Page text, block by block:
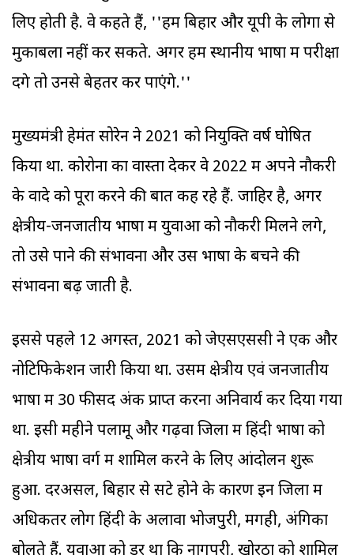
लिए होती है. वे कहते हैं, ''हम बिहार और यूपी के लोगों से
मुकाबला नहीं कर सकते. अगर हम स्थानीय भाषा में परीक्षा
देंगे तो उनसे बेहतर कर पाएंगे.''
मुख्यमंत्री हेमंत सोरेन ने 2021 को नियुक्ति वर्ष घोषित
किया था. कोरोना का वास्ता देकर वे 2022 में अपने नौकरी
के वादे को पूरा करने की बात कह रहे हैं. जाहिर है, अगर
क्षेत्रीय-जनजातीय भाषा में युवाओं को नौकरी मिलने लगे,
तो उसे पाने की संभावना और उस भाषा के बचने की
संभावना बढ़ जाती है.
इससे पहले 12 अगस्त, 2021 को जेएसएससी ने एक और
नोटिफिकेशन जारी किया था. उसमें क्षेत्रीय एवं जनजातीय
भाषा में 30 फीसद अंक प्राप्त करना अनिवार्य कर दिया गया
था. इसी महीने पलामू और गढ़वा जिलों में हिंदी भाषा को
क्षेत्रीय भाषा वर्ग में शामिल करने के लिए आंदोलन शुरू
हुआ. दरअसल, बिहार से सटे होने के कारण इन जिलों में
अधिकतर लोग हिंदी के अलावा भोजपुरी, मगही, अंगिका